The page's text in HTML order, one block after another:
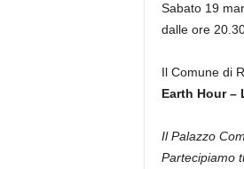
Sabato 19
dalle ore
Il Comune di
Earth Hour –
Il Palazzo
Partecipiamo